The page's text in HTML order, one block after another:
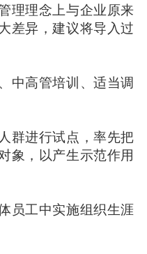
理念上与企业原来
差异，建议将导入过
高管培训、适当调
进行试点，率先把
象，以产生示范作用
工中实施组织生涯